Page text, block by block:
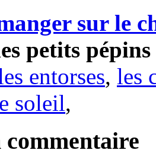
sur le
petits
entorses, les
soleil,